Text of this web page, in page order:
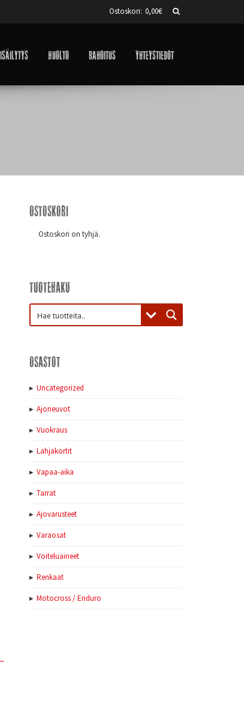
Ostoskori: 0,00€
Huolto Rahoitus Yhteystiedot
Ostoskori
Ostoskori on tyhjä.
Tuotehaku
Osastot
Uncategorized
Ajoneuvot
Vuokraus
Lahjakortit
Vapaa-aika
Tarrat
Ajovarusteet
Varaosat
Voiteluaineet
Renkaat
Motocross / Enduro